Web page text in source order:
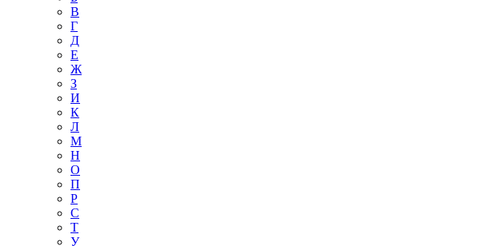
В
Г
Д
Е
Ж
З
И
К
Л
М
Н
О
П
Р
С
Т
У